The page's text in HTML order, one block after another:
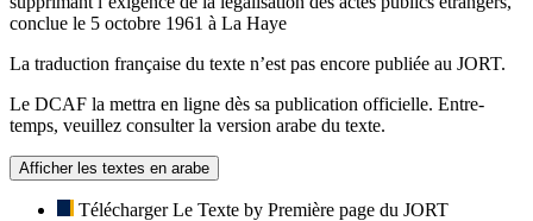
conclue le 5 octobre 1961 à La Haye
La traduction française du texte n’est pas encore publiée au JORT.
Le DCAF la mettra en ligne dès sa publication officielle. Entre-
temps, veuillez consulter la version arabe du texte.
Afficher les textes en arabe
Télécharger Le Texte by Première page du JORT